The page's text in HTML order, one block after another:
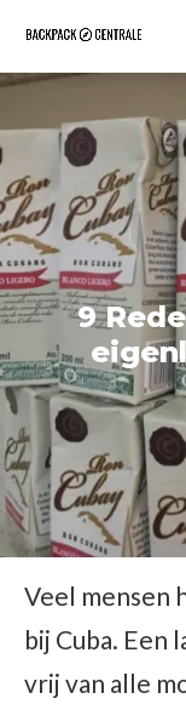
9
Veel mensen
bij Cuba. Een
vrij van alle